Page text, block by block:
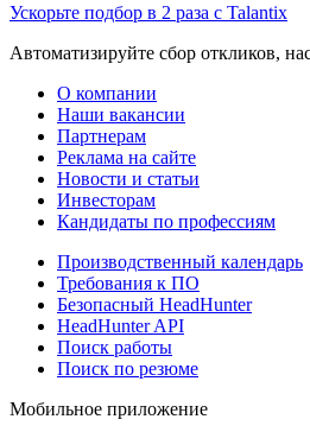
Ускорьте подбор в 2 раза с Talantix
Автоматизируйте сбор откликов,
О компании
Наши вакансии
Партнерам
Реклама на сайте
Новости и статьи
Инвесторам
Кандидаты по профессиям
Производственный календарь
Требования к ПО
Безопасный HeadHunter
HeadHunter API
Поиск работы
Поиск по резюме
Мобильное приложение